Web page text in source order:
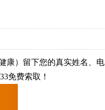
康）留下您的真实姓名、电
免费索取！